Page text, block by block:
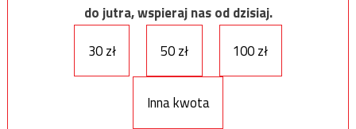
do jutra, wspieraj nas od dzisiaj.
30 zł
50 zł 100 zł
Inna kwota